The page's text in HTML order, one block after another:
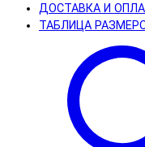
ДОСТАВКА И
ТАБЛИЦА